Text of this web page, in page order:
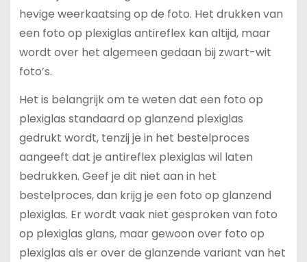
hevige weerkaatsing op de foto. Het drukken van
een foto op plexiglas antireflex kan altijd, maar
wordt over het algemeen gedaan bij zwart-wit
foto’s.
Het is belangrijk om te weten dat een foto op
plexiglas standaard op glanzend plexiglas
gedrukt wordt, tenzij je in het bestelproces
aangeeft dat je antireflex plexiglas wil laten
bedrukken. Geef je dit niet aan in het
bestelproces, dan krijg je een foto op glanzend
plexiglas. Er wordt vaak niet gesproken van foto
op plexiglas glans, maar gewoon over foto op
plexiglas als er over de glanzende variant van het